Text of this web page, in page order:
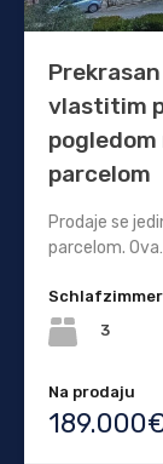
vlastitim
parcelom
Prodaje se
parcelom.
Schlafzimmer
3
Na prodaju